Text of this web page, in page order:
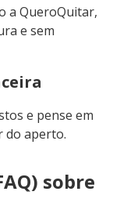
a QueroQuitar,
e sem
e pense em
do aperto.
sobre